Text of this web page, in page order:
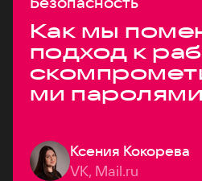
Как мы
подход к
ми паролями
Ксения Кокорева
VK, Mail.ru